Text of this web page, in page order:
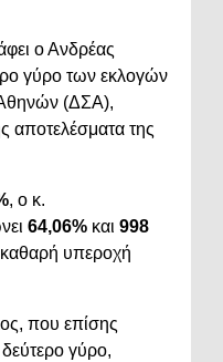
ο Ανδρέας
γύρο των εκλογών
Αθηνών (ΔΣΑ),
αποτελέσματα της
, ο κ.
64,06% και 998
καθαρή υπεροχή
που επίσης
δεύτερο γύρο,